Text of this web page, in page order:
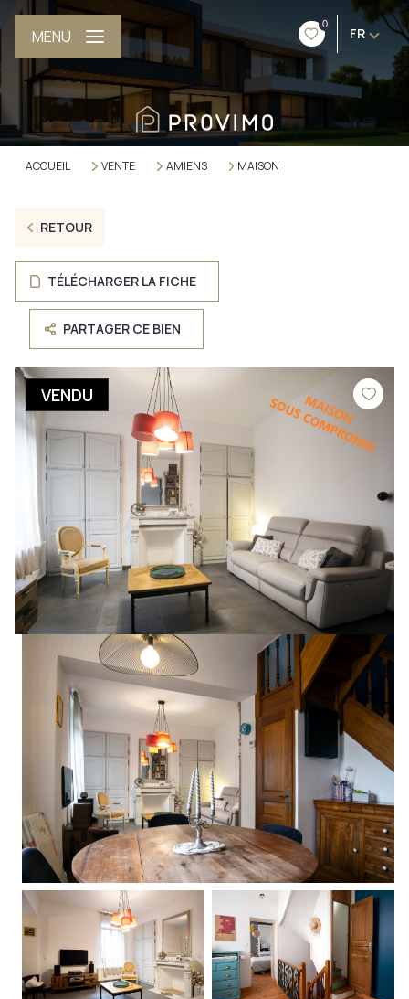
0
FR
MENU
ACCUEIL VENTE AMIENS MAISON
RETOUR
TÉLÉCHARGER LA FICHE
PARTAGER CE BIEN
VENDU